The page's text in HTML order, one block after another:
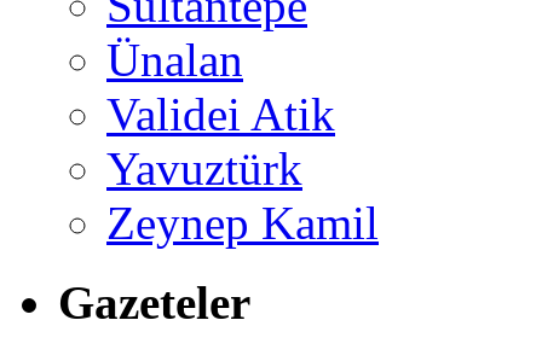
Ünalan
Validei Atik
Yavuztürk
Zeynep Kamil
Gazeteler